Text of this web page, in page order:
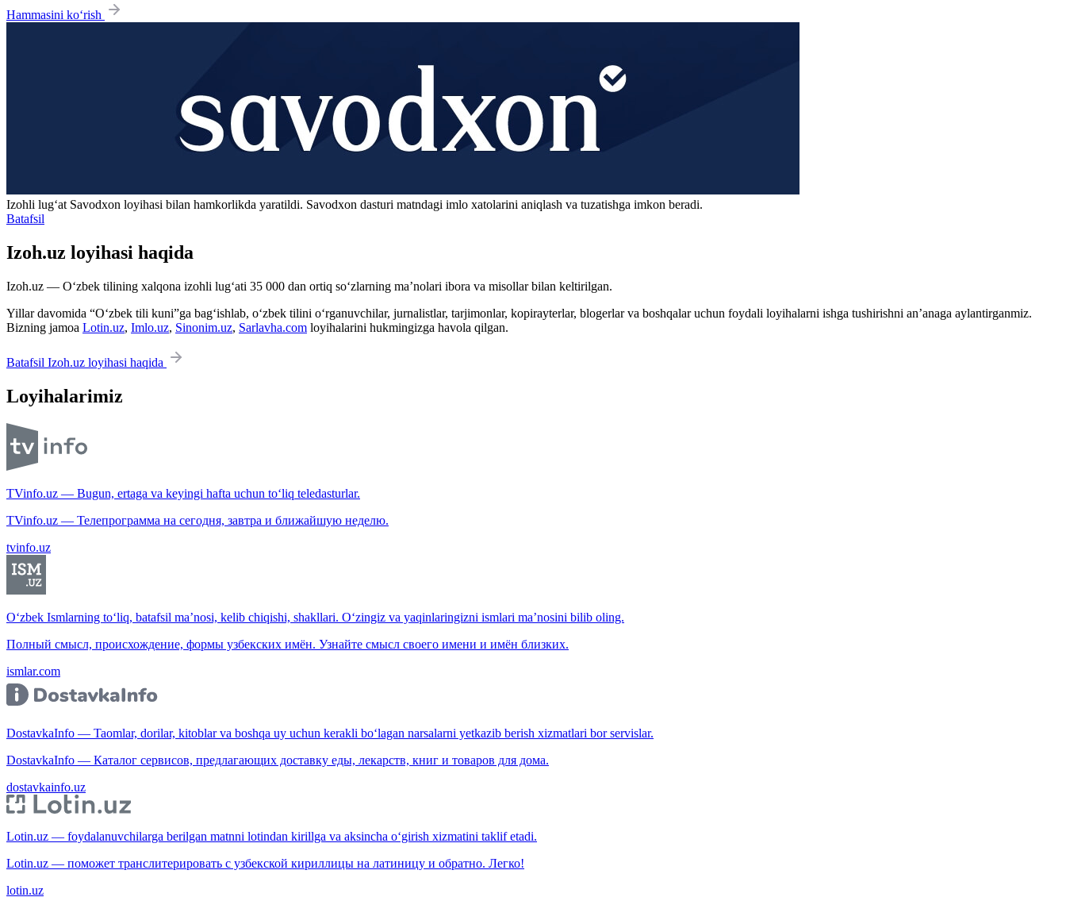
Hammasini ko‘rish
Izohli lugʻat Savodxon loyihasi bilan hamkorlikda yaratildi. Savodxon dasturi matndagi imlo xatolarini aniqlash va tuzatishga imkon beradi.
Batafsil
Izoh.uz loyihasi haqida
Izoh.uz — O‘zbek tilining xalqona izohli lug‘ati 35 000 dan ortiq so‘zlarning ma’nolari ibora va misollar bilan keltirilgan.
Yillar davomida “O‘zbek tili kuni”ga bag‘ishlab, o‘zbek tilini o‘rganuvchilar, jurnalistlar, tarjimonlar, kopirayterlar, blogerlar va boshqalar uchun foydali loyihalarni ishga tushirishni an’anaga aylantirganmiz.
Bizning jamoa Lotin.uz, Imlo.uz, Sinonim.uz, Sarlavha.com loyihalarini hukmingizga havola qilgan.
Batafsil Izoh.uz loyihasi haqida
Loyihalarimiz
TVinfo.uz — Bugun, ertaga va keyingi hafta uchun to‘liq teledasturlar.
TVinfo.uz — Телепрограмма на сегодня, завтра и ближайшую неделю.
tvinfo.uz
O‘zbek Ismlarning to‘liq, batafsil ma’nosi, kelib chiqishi, shakllari. O‘zingiz va yaqinlaringizni ismlari ma’nosini bilib oling.
Полный смысл, происхождение, формы узбекских имён. Узнайте смысл своего имени и имён близких.
ismlar.com
DostavkaInfo — Taomlar, dorilar, kitoblar va boshqa uy uchun kerakli bo‘lagan narsalarni yetkazib berish xizmatlari bor servislar.
DostavkaInfo — Каталог сервисов, предлагающих доставку еды, лекарств, книг и товаров для дома.
dostavkainfo.uz
Lotin.uz — foydalanuvchilarga berilgan matnni lotindan kirillga va aksincha o‘girish xizmatini taklif etadi.
Lotin.uz — поможет транслитерировать с узбекской кириллицы на латиницу и обратно. Легко!
lotin.uz